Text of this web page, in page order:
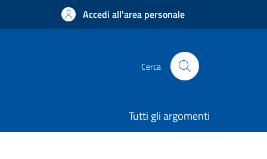
Accedi all'area personale
Cerca
Tutti gli argomenti